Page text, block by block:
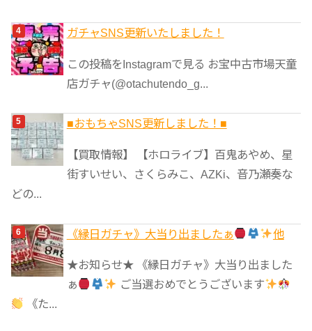
ガチャSNS更新いたしました！
この投稿をInstagramで見る お宝中古市場天童
店ガチャ(@otachutendo_g...
■おもちゃSNS更新しました！■
【買取情報】 【ホロライブ】百鬼あやめ、星
街すいせい、さくらみこ、AZKi、音乃瀬奏な
どの...
《縁日ガチャ》大当り出ましたぁ 他
★お知らせ★ 《縁日ガチャ》大当り出ました
ぁ
ご当選おめでとうございます
《た...